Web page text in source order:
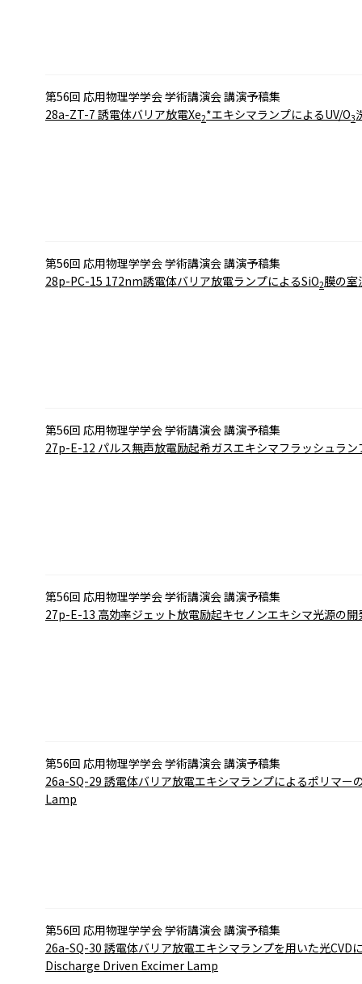
第56回 応用物理学学会 学術講演会 講演予稿集
28a-ZT-7 誘電体バリア放電Xe2*エキシマランプによるUV/O3
第56回 応用物理学学会 学術講演会 講演予稿集
28p-PC-15 172nm誘電体バリア放電ランプによるSiO2膜の室
第56回 応用物理学学会 学術講演会 講演予稿集
27p-E-12 パルス無声放電励起希ガスエキシマフラッシュラ
第56回 応用物理学学会 学術講演会 講演予稿集
27p-E-13 高効率ジェット放電励起キセノンエキシマ光源の開
第56回 応用物理学学会 学術講演会 講演予稿集
26a-SQ-29 誘電体バリア放電エキシマランプによるポリマー
Lamp
第56回 応用物理学学会 学術講演会 講演予稿集
26a-SQ-30 誘電体バリア放電エキシマランプを用いた光CVD
Discharge Driven Excimer Lamp